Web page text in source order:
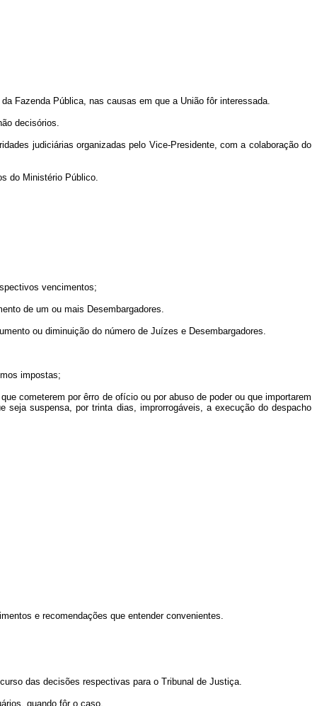
Fazenda Pública, nas causas em que a União fôr interessada.
decisórios.
judiciárias organizadas pelo Vice-Presidente, com a colaboração do
do Ministério Público.
vencimentos;
de um ou mais Desembargadores.
ou diminuição do número de Juízes e Desembargadores.
impostas;
cometerem por êrro de ofício ou por abuso de poder ou que importarem
seja suspensa, por trinta dias, improrrogáveis, a execução do despacho
e recomendações que entender convenientes.
das decisões respectivas para o Tribunal de Justiça.
quando fôr o caso.